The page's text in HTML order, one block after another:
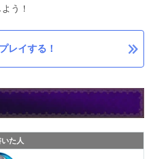
う！
レイする！
た人